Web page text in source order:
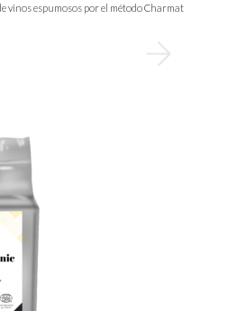
vinos espumosos por el método Charmat